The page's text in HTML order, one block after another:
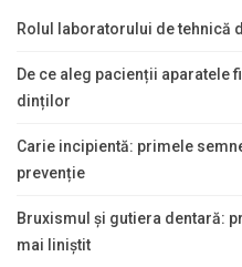
Rolul laboratorului de tehnică
De ce aleg pacienții aparatele
dinților
Carie incipientă: primele
prevenție
Bruxismul și gutiera dentară:
mai liniștit